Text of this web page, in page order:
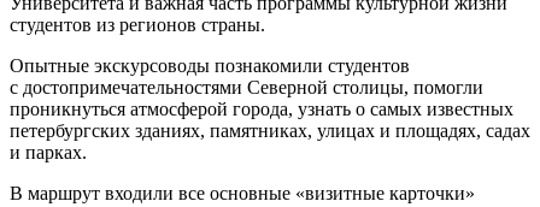
студентов из регионов страны.
Опытные экскурсоводы познакомили студентов
с достопримечательностями Северной столицы, помогли
проникнуться атмосферой города, узнать о самых известных
петербургских зданиях, памятниках, улицах и площадях, садах
и парках.
В маршрут входили все основные «визитные карточки»